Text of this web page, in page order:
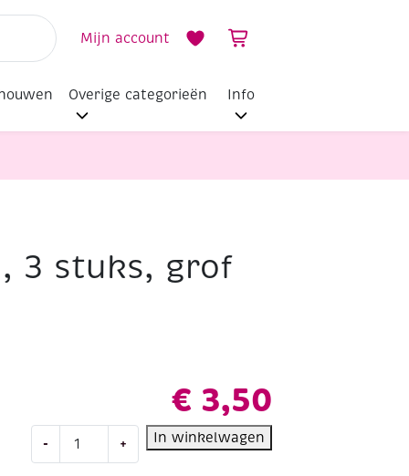
Mijn account
Overige categorieën Info
3 stuks, grof
€ 3,50
- + In winkelwagen